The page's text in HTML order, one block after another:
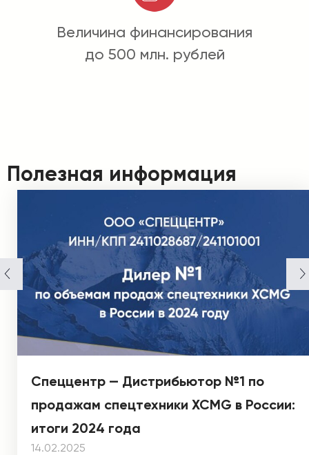
Величина финансирования
до 500 млн. рублей
Полезная информация
Спеццентр — Дистрибьютор №1 по
продажам спецтехники XCMG в России:
итоги 2024 года
14.02.2025